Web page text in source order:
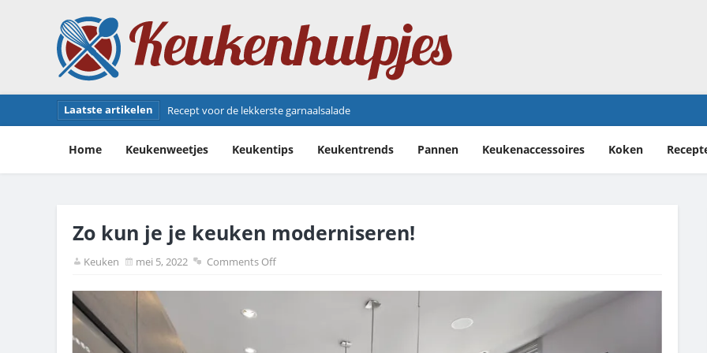
Laatste artikelen Jambonneau recept: zo bereid je deze heerlijke Franse klassieker
Home Keukenweetjes Keukentips Keukentrends Pannen Keukenaccessoires Koken
Zo kun je je keuken moderniseren!
Keuken mei 5, 2022 Comments Off